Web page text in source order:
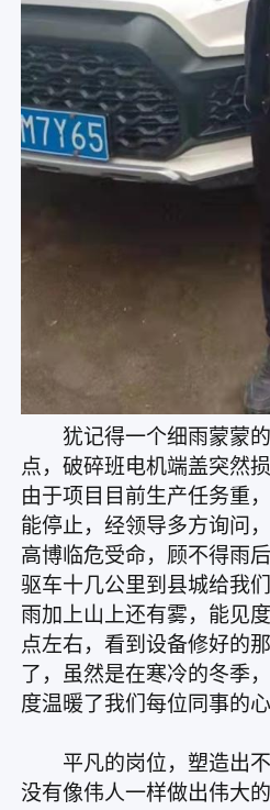
犹记得一个细雨蒙蒙的
点，破碎班电机端盖突然
由于项目目前生产任务重
能停止，经领导多方询问
高博临危受命，顾不得雨
驱车十几公里到县城给我
雨加上山上还有雾，能见
点左右，看到设备修好的
了，虽然是在寒冷的冬季
度温暖了我们每位同事的心
平凡的岗位，塑造出不
没有像伟人一样做出伟大